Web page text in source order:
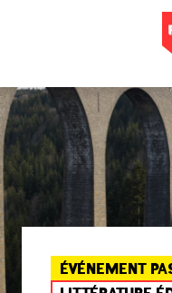
ÉVÉNEMENT
Panneau de gestion des